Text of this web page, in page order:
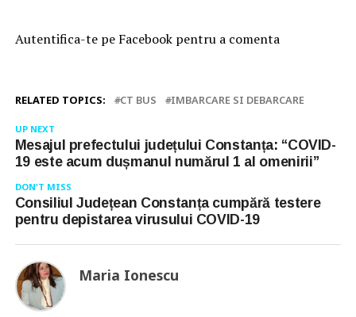
Autentifica-te pe Facebook pentru a comenta
RELATED TOPICS: CT BUS IMBARCARE SI DEBARCARE
UP NEXT
Mesajul prefectului județului Constanța: “COVID-
19 este acum dușmanul numărul 1 al omenirii”
DON'T MISS
Consiliul Județean Constanța cumpără testere
pentru depistarea virusului COVID-19
Maria Ionescu